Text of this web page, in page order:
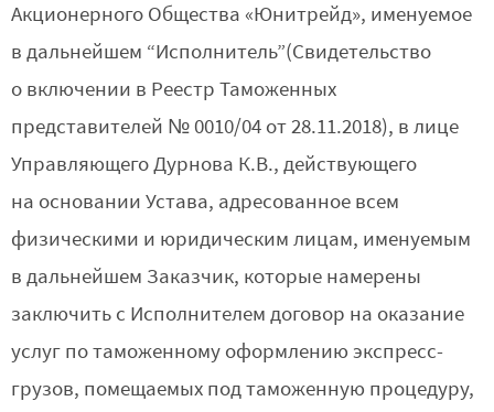
Акционерного Общества «Юнитрейд», именуемое
в дальнейшем “Исполнитель”(Свидетельство
о включении в Реестр Таможенных
представителей № 0010/04 от 28.11.2018), в лице
Управляющего Дурнова К.В., действующего
на основании Устава, адресованное всем
физическими и юридическим лицам, именуемым
в дальнейшем Заказчик, которые намерены
заключить с Исполнителем договор на оказание
услуг по таможенному оформлению экспресс-
грузов, помещаемых под таможенную процедуру,